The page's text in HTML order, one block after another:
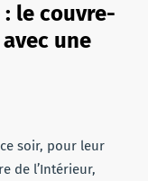
le couvre-
une
ce soir, pour leur
de l’Intérieur,